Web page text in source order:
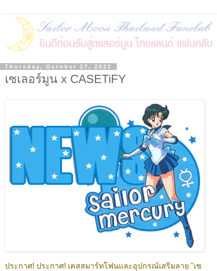
Thursday, October 27, 2022
เซเลอร์มูน x CASETiFY
ประกาศ! ประกาศ! เคสสมาร์ทโฟนและอุปกรณ์เสริมลาย "เซ